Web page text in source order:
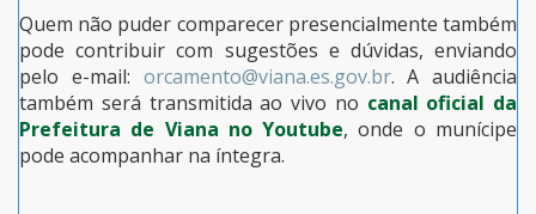
Quem não puder comparecer presencialmente também
pode contribuir com sugestões e dúvidas, enviando
pelo e-mail: orcamento@viana.es.gov.br. A audiência
também será transmitida ao vivo no canal oficial da
Prefeitura de Viana no Youtube, onde o munícipe
pode acompanhar na íntegra.